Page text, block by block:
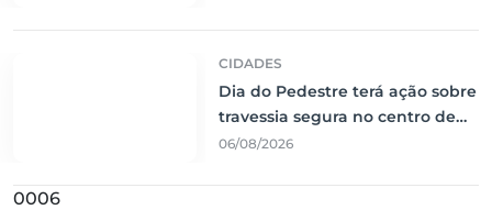
CIDADES
Dia do Pedestre terá ação sobre
travessia segura no centro de
Corumbá
06/08/2026
0006